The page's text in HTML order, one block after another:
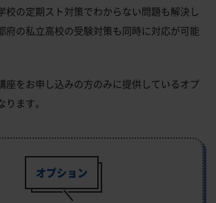
校の定期スト対策でわからない問題も解決し
府の私立高校の受験対策も同時に対応が可能
座をお申し込みの方のみに提供しているオプ
ます。
オプション